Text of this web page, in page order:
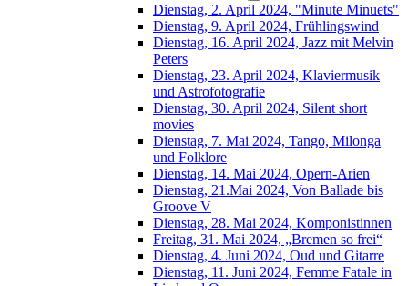
Dienstag, 2. April 2024, "Minute Minuets"
Dienstag, 9. April 2024, Frühlingswind
Dienstag, 16. April 2024, Jazz mit Melvin
Peters
Dienstag, 23. April 2024, Klaviermusik
und Astrofotografie
Dienstag, 30. April 2024, Silent short
movies
Dienstag, 7. Mai 2024, Tango, Milonga
und Folklore
Dienstag, 14. Mai 2024, Opern-Arien
Dienstag, 21.Mai 2024, Von Ballade bis
Groove V
Dienstag, 28. Mai 2024, Komponistinnen
Freitag, 31. Mai 2024, „Bremen so frei“
Dienstag, 4. Juni 2024, Oud und Gitarre
Dienstag, 11. Juni 2024, Femme Fatale in